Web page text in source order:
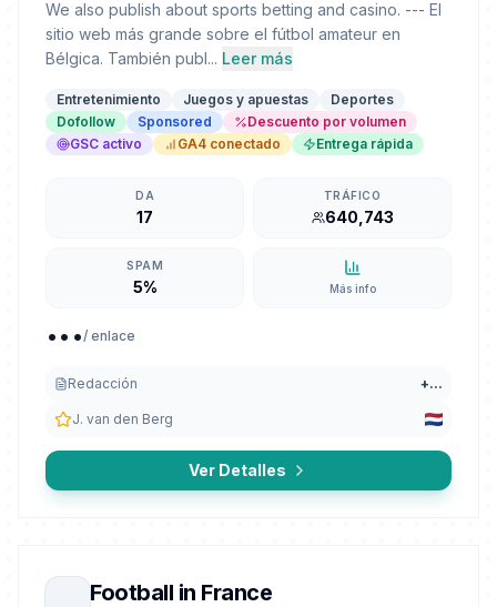
We also publish about sports betting and casino. --- El
sitio web más grande sobre el fútbol amateur en
Bélgica. También publ... Leer más
Entretenimiento Juegos y apuestas
Deportes
Dofollow
Sponsored
Descuento por volumen
GSC activo
GA4 conectado Entrega rápida
DA
17
TRÁFICO
640,743
SPAM
5% Más info
.../ enlace
Redacción +...
J. van den Berg
Ver Detalles
Football in France